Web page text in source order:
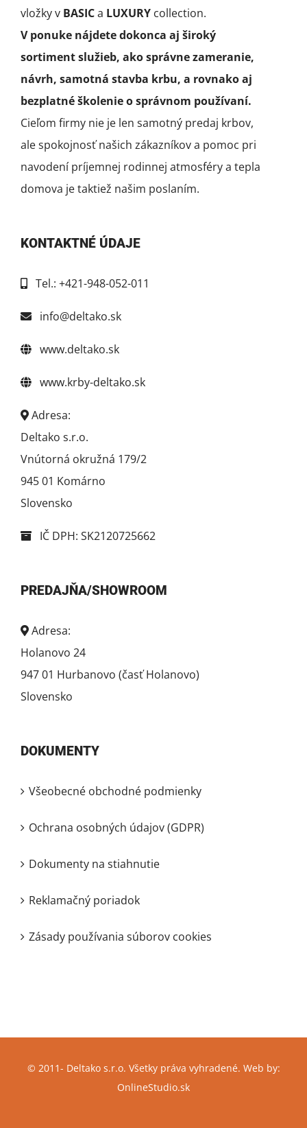
vložky v BASICa LUXURY collection.
V ponuke nájdete dokonca aj široký
sortiment služieb, ako správne zameranie,
návrh, samotná stavba krbu, a rovnako aj
bezplatné školenie o správnom používaní.
Cieľom firmy nie je len samotný predaj krbov,
ale spokojnosť našich zákazníkov a pomoc pri
navodení príjemnej rodinnej atmosféry a tepla
domova je taktiež našim poslaním.
KONTAKTNÉ ÚDAJE
Tel.: +421-948-052-011
info@deltako.sk
www.deltako.sk
www.krby-deltako.sk
Adresa:
Deltako s.r.o.
Vnútorná okružná 179/2
945 01 Komárno
Slovensko
IČ DPH: SK2120725662
PREDAJŇA/SHOWROOM
Adresa:
Holanovo 24
947 01 Hurbanovo (časť Holanovo)
Slovensko
DOKUMENTY
Všeobecné obchodné podmienky
Ochrana osobných údajov (GDPR)
Dokumenty na stiahnutie
Reklamačný poriadok
Zásady používania súborov cookies
© 2011- Deltako s.r.o. Všetky práva vyhradené. Web by:
OnlineStudio.sk